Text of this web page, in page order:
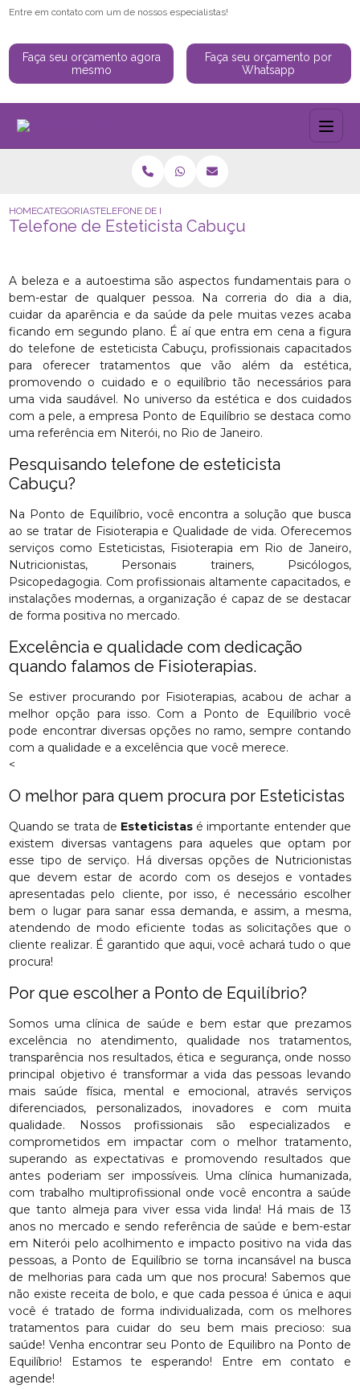
Entre em contato com um de nossos especialistas!
Faça seu orçamento agora
mesmo
Faça seu orçamento por
Whatsapp
HOMECATEGORIASTELEFONE DE ESTETICISTA CABUÇU
Telefone de Esteticista Cabuçu
A beleza e a autoestima são aspectos fundamentais para o
bem-estar de qualquer pessoa. Na correria do dia a dia,
cuidar da aparência e da saúde da pele muitas vezes acaba
ficando em segundo plano. É aí que entra em cena a figura
do telefone de esteticista Cabuçu, profissionais capacitados
para oferecer tratamentos que vão além da estética,
promovendo o cuidado e o equilíbrio tão necessários para
uma vida saudável. No universo da estética e dos cuidados
com a pele, a empresa Ponto de Equilíbrio se destaca como
uma referência em Niterói, no Rio de Janeiro.
Pesquisando telefone de esteticista
Cabuçu?
Na Ponto de Equilíbrio, você encontra a solução que busca
ao se tratar de Fisioterapia e Qualidade de vida. Oferecemos
serviços como Esteticistas, Fisioterapia em Rio de Janeiro,
Nutricionistas, Personais trainers, Psicólogos,
Psicopedagogia. Com profissionais altamente capacitados, e
instalações modernas, a organização é capaz de se destacar
de forma positiva no mercado.
Excelência e qualidade com dedicação
quando falamos de Fisioterapias.
Se estiver procurando por Fisioterapias, acabou de achar a
melhor opção para isso. Com a Ponto de Equilíbrio você
pode encontrar diversas opções no ramo, sempre contando
com a qualidade e a excelência que você merece.
<
O melhor para quem procura por Esteticistas
Quando se trata de Esteticistas é importante entender que
existem diversas vantagens para aqueles que optam por
esse tipo de serviço. Há diversas opções de Nutricionistas
que devem estar de acordo com os desejos e vontades
apresentadas pelo cliente, por isso, é necessário escolher
bem o lugar para sanar essa demanda, e assim, a mesma,
atendendo de modo eficiente todas as solicitações que o
cliente realizar. É garantido que aqui, você achará tudo o que
procura!
Por que escolher a Ponto de Equilíbrio?
Somos uma clínica de saúde e bem estar que prezamos
excelência no atendimento, qualidade nos tratamentos,
transparência nos resultados, ética e segurança, onde nosso
principal objetivo é transformar a vida das pessoas levando
mais saúde física, mental e emocional, através serviços
diferenciados, personalizados, inovadores e com muita
qualidade. Nossos profissionais são especializados e
comprometidos em impactar com o melhor tratamento,
superando as expectativas e promovendo resultados que
antes poderiam ser impossíveis. Uma clínica humanizada,
com trabalho multiprofissional onde você encontra a saúde
que tanto almeja para viver essa vida linda! Há mais de 13
anos no mercado e sendo referência de saúde e bem-estar
em Niterói pelo acolhimento e impacto positivo na vida das
pessoas, a Ponto de Equilíbrio se torna incansável na busca
de melhorias para cada um que nos procura! Sabemos que
não existe receita de bolo, e que cada pessoa é única e aqui
você é tratado de forma individualizada, com os melhores
tratamentos para cuidar do seu bem mais precioso: sua
saúde! Venha encontrar seu Ponto de Equilibro na Ponto de
Equilíbrio! Estamos te esperando! Entre em contato e
agende!